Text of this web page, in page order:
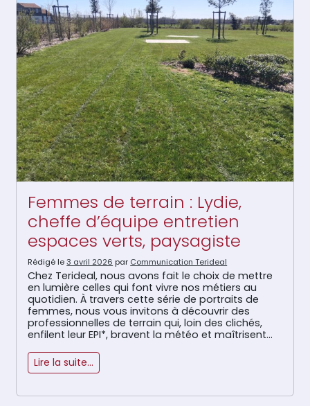
Femmes de terrain : Lydie,
cheffe d’équipe entretien
espaces verts, paysagiste
Rédigé le3 avril 2026 par Communication Terideal
Chez Terideal, nous avons fait le choix de mettre
en lumière celles qui font vivre nos métiers au
quotidien. À travers cette série de portraits de
femmes, nous vous invitons à découvrir des
professionnelles de terrain qui, loin des clichés,
enfilent leur EPI*, bravent la météo et maîtrisent
Lire la suite…